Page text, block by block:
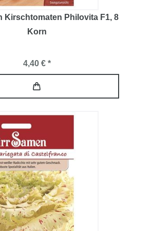
Kirschtomaten Philovita F1, 8
Korn
4,40 € *